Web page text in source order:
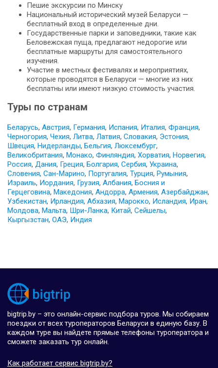
Пешие экскурсии по Минску
Национальный исторический музей Беларуси —
бесплатный вход в определенные дни.
Государственные парки и заповедники, такие как
Беловежская пуща, предлагают недорогие или
бесплатные маршруты для самостоятельного
изучения.
Участие в местных фестивалях и мероприятиях,
которые проводятся в Беларуси — многие из них
бесплатны или имеют низкую стоимость участия.
Туры по странам
Беларусь, Австрия, Германия, Испания, Италия, Франция,
Черногория, Чехия, Литва, Латвия, Словакия, Эстония,
Швеция, Нидерланды, Бельгия, Люксембург,
Великобритания, Монако, Финляндия, Хорватия, Норвегия,
Россия, Дания, Греция, Болгария, Сербия, Украина,
Словения, Сан-Марино, Португалия, Турция, Румыния,
Израиль, Иордания, Грузия, Албания, Босния и
Герцеговина, Македония, Андорра, Армения, Азербайджан,
Узбекистан, Ирландия, Абхазия, Марокко, Исландия, Иран,
Молдова, Мальта, Шри-Ланка, Китай, Сейшелы,
Кыргызстан, ОАЭ, Индия
bigtrip.by – это онлайн-сервис подбора туров. Мы собираем
поездки от всех туроператоров Беларуси в единую базу. В
каждом туре вы найдете прямые телефоны туроператора и
сможете заказать тур онлайн.
Как работает сервис bigtrip.by?